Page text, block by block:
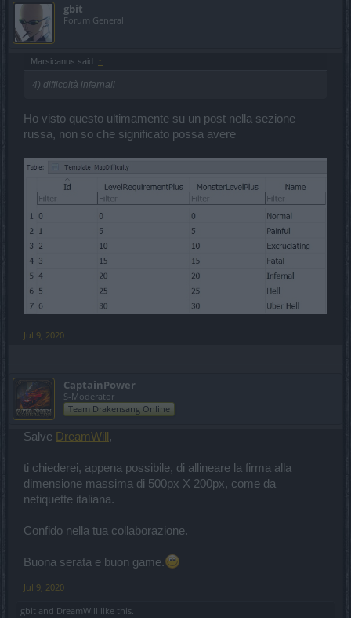
gbit
Forum General
Marsicanus said: ↑
4) difficoltà infernali
Ho visto questo ultimamente su un post nella sezione
russa, non so che significato possa avere
Jul 9, 2020
CaptainPower
S-Moderator
Team Drakensang Online
Salve DreamWill ,
ti chiederei, appena possibile, di allineare la firma alla
dimensione massima di 500px X 200px, come da
netiquette italiana.
Confido nella tua collaborazione.
Buona serata e buon game.
Jul 9, 2020
gbit and DreamWill like this.